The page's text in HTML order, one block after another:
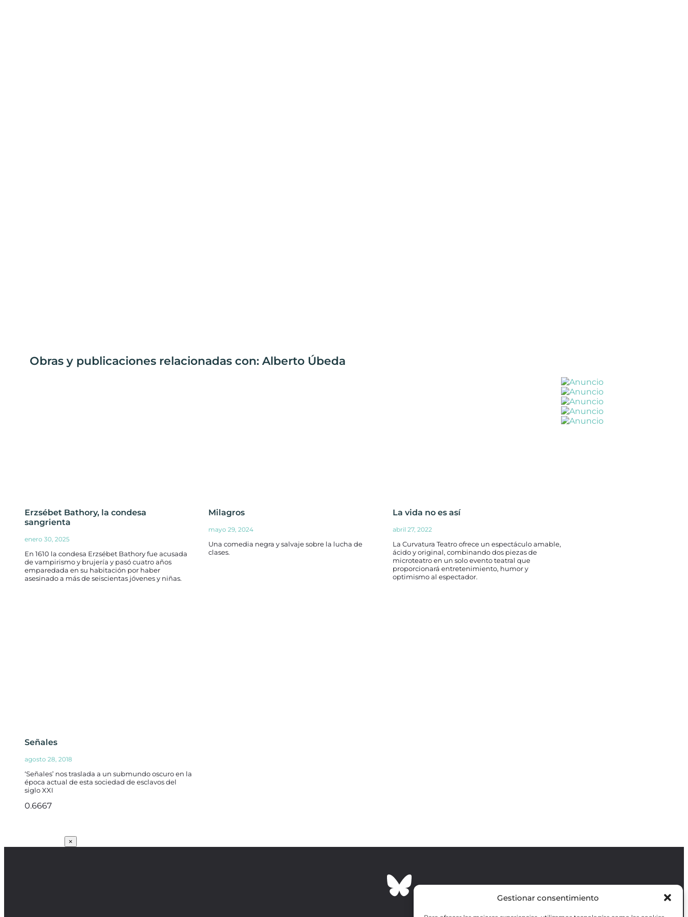
Gestionar consentimiento
Obras y publicaciones relacionadas con: Alberto Úbeda
Erzsébet Bathory, la condesa
sangrienta
enero 30, 2025
En 1610 la condesa Erzsébet Bathory fue acusada
de vampirismo y brujería y pasó cuatro años
emparedada en su habitación por haber
asesinado a más de seiscientas jóvenes y niñas.
Milagros
mayo 29, 2024
Una comedia negra y salvaje sobre la lucha de
clases.
La vida no es así
abril 27, 2022
La Curvatura Teatro ofrece un espectáculo amable,
ácido y original, combinando dos piezas de
microteatro en un solo evento teatral que
proporcionará entretenimiento, humor y
optimismo al espectador.
Señales
agosto 28, 2018
‘Señales’ nos traslada a un submundo oscuro en la
época actual de esta sociedad de esclavos del
siglo XXI
×
Revista GODOT
es una revista